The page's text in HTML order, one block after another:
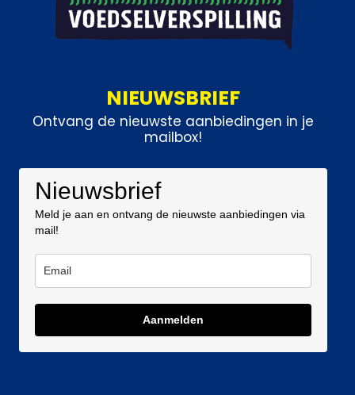
NIEUWSBRIEF
Ontvang de nieuwste aanbiedingen in je
mailbox!
Nieuwsbrief
Meld je aan en ontvang de nieuwste aanbiedingen via
mail!
Aanmelden